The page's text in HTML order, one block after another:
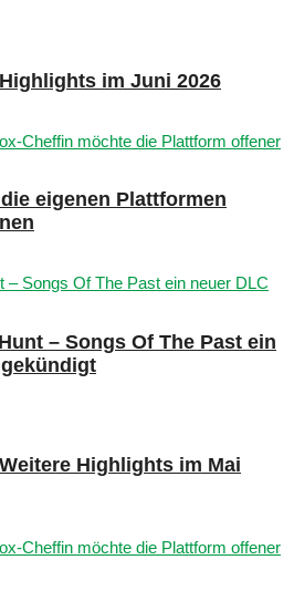
im Juni 2026
eigenen Plattformen
– Songs Of The Past ein
Highlights im Mai